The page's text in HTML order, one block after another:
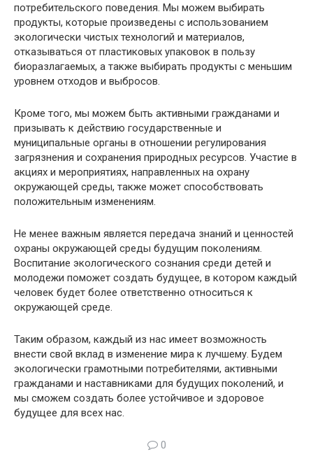
потребительского поведения. Мы можем выбирать
продукты, которые произведены с использованием
экологически чистых технологий и материалов,
отказываться от пластиковых упаковок в пользу
биоразлагаемых, а также выбирать продукты с меньшим
уровнем отходов и выбросов.
Кроме того, мы можем быть активными гражданами и
призывать к действию государственные и
муниципальные органы в отношении регулирования
загрязнения и сохранения природных ресурсов. Участие в
акциях и мероприятиях, направленных на охрану
окружающей среды, также может способствовать
положительным изменениям.
Не менее важным является передача знаний и ценностей
охраны окружающей среды будущим поколениям.
Воспитание экологического сознания среди детей и
молодежи поможет создать будущее, в котором каждый
человек будет более ответственно относиться к
окружающей среде.
Таким образом, каждый из нас имеет возможность
внести свой вклад в изменение мира к лучшему. Будем
экологически грамотными потребителями, активными
гражданами и наставниками для будущих поколений, и
мы сможем создать более устойчивое и здоровое
будущее для всех нас.
0